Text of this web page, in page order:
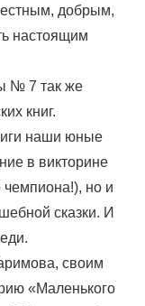
добрым,
настоящим
№ 7 так же
книг.
наши юные
в викторине
чемпиона!), но и
сказки. И
своим
«Маленького